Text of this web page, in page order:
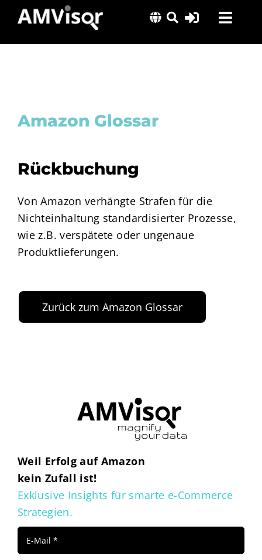
content
Lösungen
Über uns
Amazon Glossar
Rückbuchung
Von Amazon verhängte Strafen für die
Nichteinhaltung standardisierter Prozesse,
wie z.B. verspätete oder ungenaue
Produktlieferungen.
Zurück zum Amazon Glossar
Weil Erfolg auf Amazon
kein Zufall ist!
Exklusive Insights für smarte e-Commerce
Strategien.